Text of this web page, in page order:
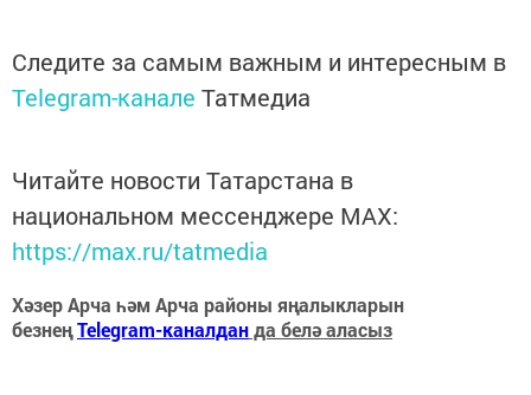
Следите за самым важным и интересным в
Telegram-канале Татмедиа
Читайте новости Татарстана в
национальном мессенджере MАХ:
https://max.ru/tatmedia
Хәзер Арча һәм Арча районы яңалыкларын
безнеңTelegram-каналданда белә аласыз